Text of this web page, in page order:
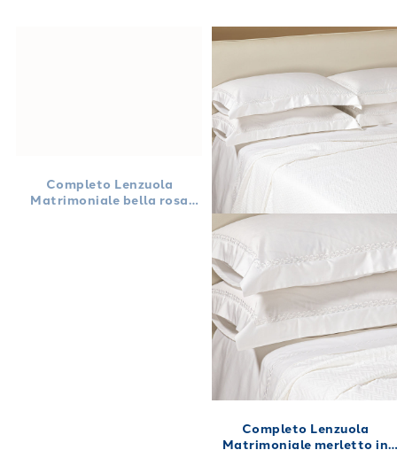
Completo Lenzuola Matrimoniale
Completo Lenzuola
Matrimoniale bella rosa
Link to "
Completo Lenzuola
Matrimoniale merletto in